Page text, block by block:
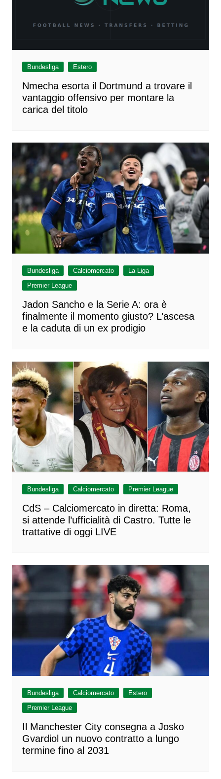
Bundesliga Estero
Nmecha esorta il Dortmund a trovare il
vantaggio offensivo per montare la
carica del titolo
Bundesliga Calciomercato
La Liga
Premier League
Jadon Sancho e la Serie A: ora è
finalmente il momento giusto? L’ascesa
e la caduta di un ex prodigio
Bundesliga Calciomercato Premier League
CdS – Calciomercato in diretta: Roma,
si attende l’ufficialità di Castro. Tutte le
trattative di oggi LIVE
Bundesliga Calciomercato
Estero
Premier League
Il Manchester City consegna a Josko
Gvardiol un nuovo contratto a lungo
termine fino al 2031